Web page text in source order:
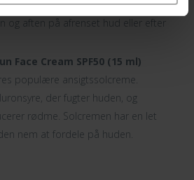
og aften på afrenset hud eller efter
Face Cream SPF50 (15 ml)
populære ansigtssolcreme.
der fugter huden, og
rødme. Solcremen har en let
nem at fordele på huden.